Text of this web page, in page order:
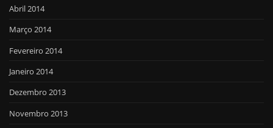
Abril 2014
Março 2014
Fevereiro 2014
Janeiro 2014
Dezembro 2013
Novembro 2013